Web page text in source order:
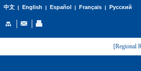
中文| English | Español | Français| Русский